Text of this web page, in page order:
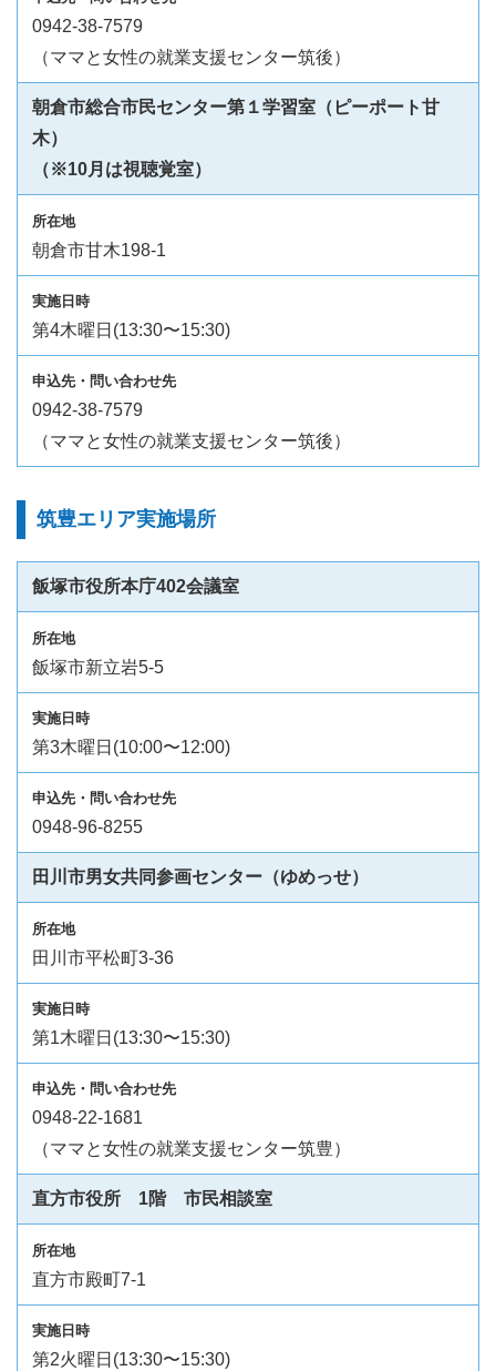
0942-38-7579
（ママと女性の就業支援センター筑後）
朝倉市総合市民センター第１学習室（ピーポート甘
木）
（※10月は視聴覚室）
朝倉市甘木198-1
第4木曜日(13:30〜15:30)
0942-38-7579
（ママと女性の就業支援センター筑後）
筑豊エリア実施場所
飯塚市役所本庁402会議室
飯塚市新立岩5-5
第3木曜日(10:00〜12:00)
0948-96-8255
田川市男女共同参画センター（ゆめっせ）
田川市平松町3-36
第1木曜日(13:30〜15:30)
0948-22-1681
（ママと女性の就業支援センター筑豊）
直方市役所 1階 市民相談室
直方市殿町7-1
第2火曜日(13:30〜15:30)